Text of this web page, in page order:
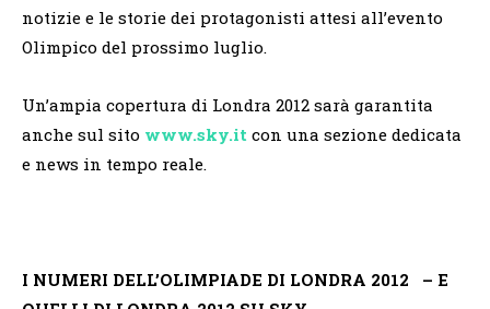
notizie e le storie dei protagonisti attesi all’evento
Olimpico del prossimo luglio.
Un’ampia copertura di Londra 2012 sarà garantita
anche sul sito www.sky.it con una sezione dedicata
e news in tempo reale.
I NUMERI DELL’OLIMPIADE DI LONDRA 2012
– E